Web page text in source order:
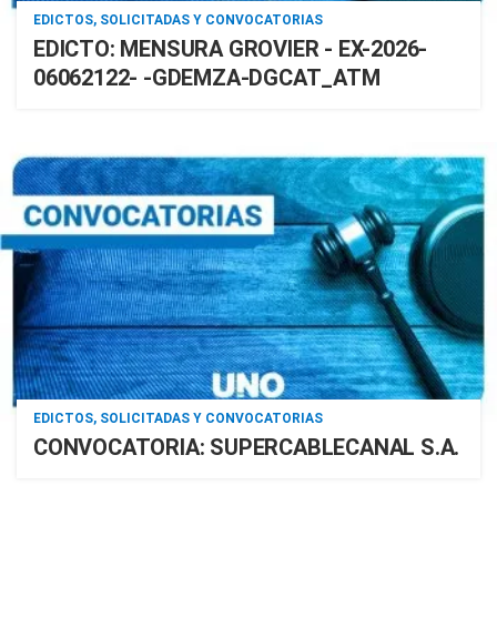
EDICTOS, SOLICITADAS Y CONVOCATORIAS
EDICTO: MENSURA GROVIER - EX-2026-
06062122- -GDEMZA-DGCAT_ATM
EDICTOS, SOLICITADAS Y CONVOCATORIAS
CONVOCATORIA: SUPERCABLECANAL S.A.